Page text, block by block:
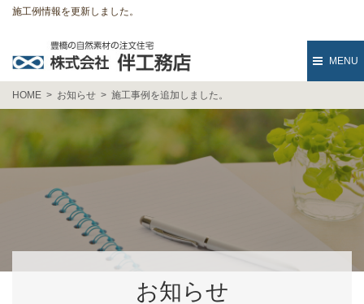
施工例情報を更新しました。
MENU
HOME お知らせ 施工事例を追加しました。
お知らせ